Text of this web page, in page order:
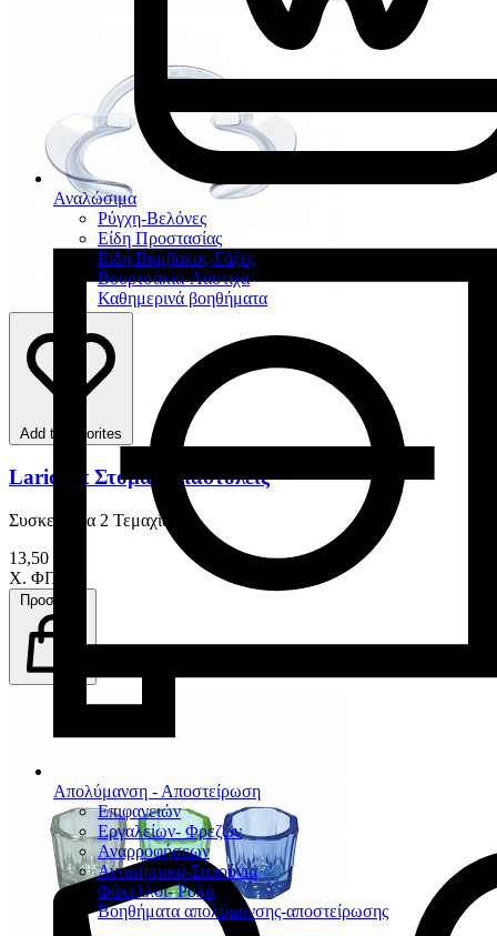
Αναλώσιμα
Ρύγχη-Βελόνες
Είδη Προστασίας
Είδη Βάμβακος-Γάζες
Βουρτσάκια-Λάστιχα
Καθημερινά βοηθήματα
Απολύμανση - Αποστείρωση
Επιφανειών
Εργαλείων- Φρεζών
Αναρροφήσεων
Αντισηπτικά-Σαπούνια
Φάκελλοι- Ρολά
Βοηθήματα απολύμανσης-αποστείρωσης
Add to favorites
Larident Στοµατοδιαστολείς
Συσκευασία 2 Τεμαχίων
13,50 €
Χ. ΦΠΑ
Προσθήκη